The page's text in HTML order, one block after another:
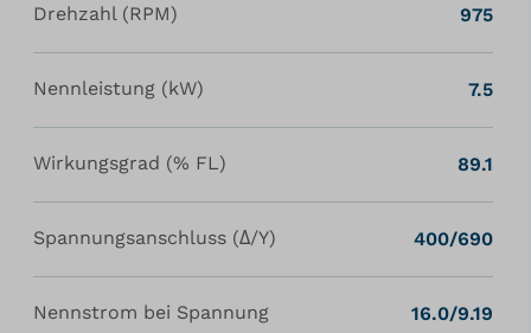
Drehzahl (RPM) 975
Nennleistung (kW) 7.5
Wirkungsgrad (% FL) 89.1
Spannungsanschluss (Δ/Y) 400/690
Nennstrom bei Spannung 16.0/9.19